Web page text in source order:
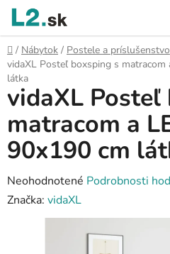
Prejsť
obsah
Domov
/ Nábytok / Postele a príslušenstvo
vidaXL Posteľ boxsping s matracom
látka
vidaXL Posteľ
matracom a
90x190 cm
Priemerné
hodnotenie
produktu
Neohodnotené Podrobnosti
Značka: vidaXL